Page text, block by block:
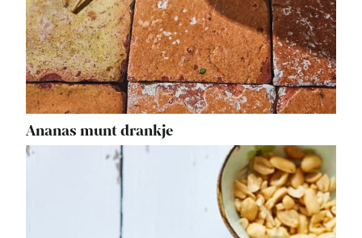
Ananas munt drankje